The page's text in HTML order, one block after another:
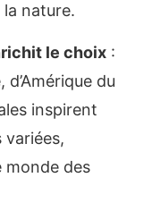
nature.
le choix :
d’Amérique du
inspirent
variées,
monde des